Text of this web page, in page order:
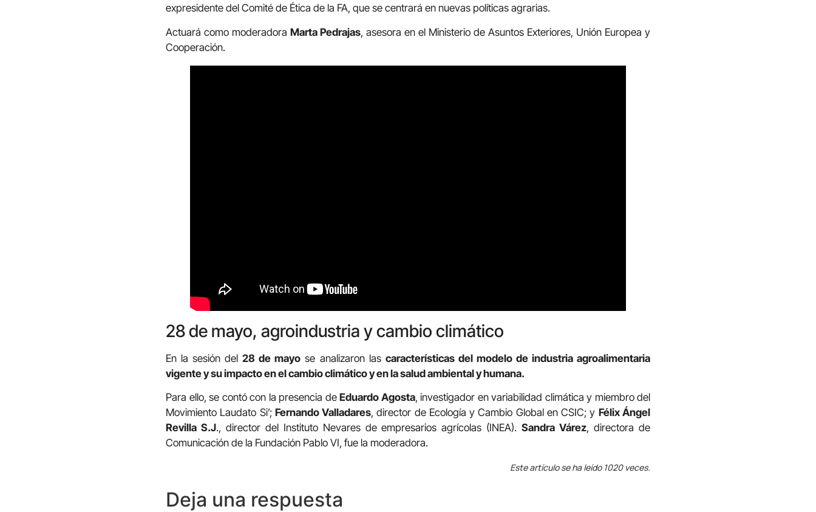
expresidente del Comité de Ética de la FA, que se centrará en nuevas políticas agrarias.
Actuará como moderadora Marta Pedrajas, asesora en el Ministerio de Asuntos Exteriores, Unión Europea y
Cooperación.
28 de mayo, agroindustria y cambio climático
En la sesión del28 de mayo se analizaron las características del modelo de industria agroalimentaria
vigente y su impacto en el cambio climático y en la salud ambiental y humana.
Para ello, se contó con la presencia de Eduardo Agosta, investigador en variabilidad climática y miembro del
Movimiento Laudato Si’; Fernando Valladares, director de Ecología y Cambio Global en CSIC; y Félix Ángel
Revilla S.J., director del Instituto Nevares de empresarios agrícolas (INEA).Sandra Várez, directora de
Comunicación de la Fundación Pablo VI, fue la moderadora.
Este artículo se ha leído 1020 veces.
Deja una respuesta